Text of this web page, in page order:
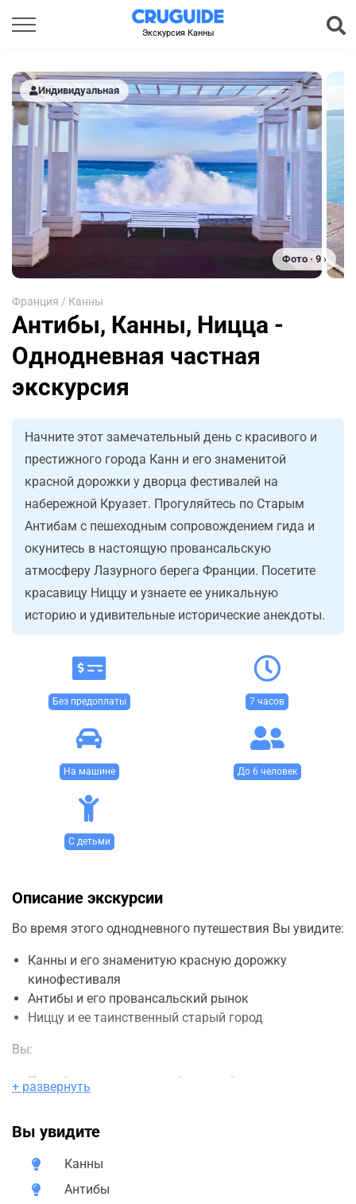
Экскурсия Канны
Индивидуальная
Фото · 9 ›
Франция / Канны
Антибы, Канны, Ницца -
Однодневная частная
экскурсия
Начните этот замечательный день с красивого и
престижного города Канн и его знаменитой
красной дорожки у дворца фестивалей на
набережной Круазет. Прогуляйтесь по Старым
Антибам с пешеходным сопровождением гида и
окунитесь в настоящую провансальскую
атмосферу Лазурного берега Франции. Посетите
красавицу Ниццу и узнаете ее уникальную
историю и удивительные исторические анекдоты.
Без предоплаты 7 часов
На машине До 6 человек
С детьми
Описание экскурсии
Во время этого однодневного путешествия Вы увидите:
Канны и его знаменитую красную дорожку
кинофестиваля
Антибы и его провансальский рынок
Ниццу и ее таинственный старый город
Вы:
Полюбуетесь панорамной дорогой вдоль
Восхититесь супер яхтами порта миллиардеров
Узнаете происхождение названия Английской
Узнаете секреты и анекдоты Лазурного берега
+ развернуть
Вы увидите
Канны
Антибы